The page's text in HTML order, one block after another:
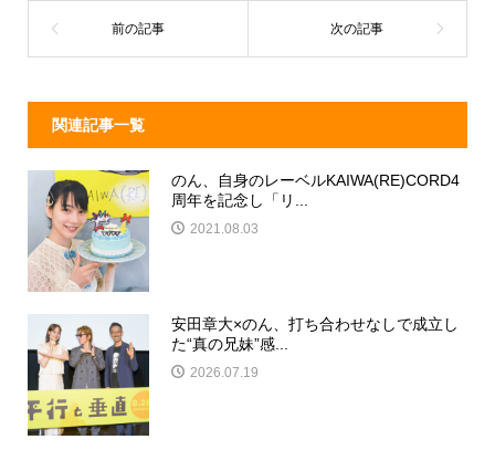
関連記事一覧
のん、自身のレーベルKAIWA(RE)CORD4
周年を記念し「リ...
2021.08.03
安田章大×のん、打ち合わせなしで成立し
た“真の兄妹”感...
2026.07.19